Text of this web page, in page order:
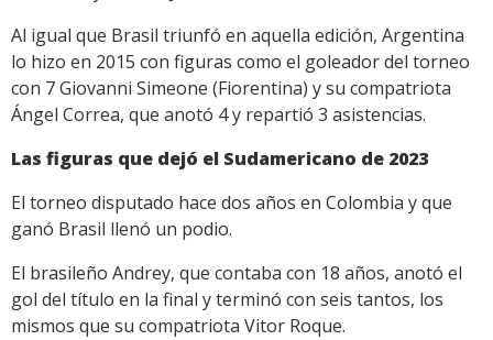
Al igual que Brasil triunfó en aquella edición, Argentina
lo hizo en 2015 con figuras como el goleador del torneo
con 7 Giovanni Simeone (Fiorentina) y su compatriota
Ángel Correa, que anotó 4 y repartió 3 asistencias.
Las figuras que dejó el Sudamericano de 2023
El torneo disputado hace dos años en Colombia y que
ganó Brasil llenó un podio.
El brasileño Andrey, que contaba con 18 años, anotó el
gol del título en la final y terminó con seis tantos, los
mismos que su compatriota Vitor Roque.